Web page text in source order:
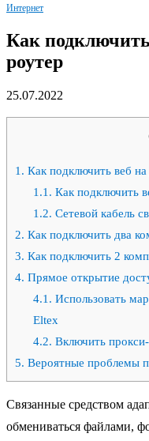
Интернет
Как
роутер
25.07.2022
1. Как подключить веб
1.1. Как подключить
1.2. Сетевой кабель
2. Как подключить два
3. Как подключить 2
4. Прямое открытие
4.1. Использовать
Eltex
4.2. Включить
5. Вероятные проблемы
Связанные средством
обмениваться файлами,